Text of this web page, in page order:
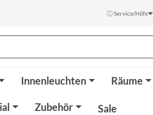
ⓘ Service/Hilfe
Innenleuchten Räume
Zubehör Sale